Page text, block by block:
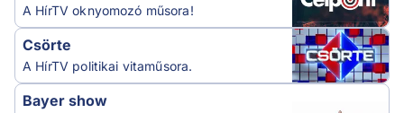
A HírTV oknyomozó műsora!
Csörte
A HírTV politikai vitaműsora.
Bayer show